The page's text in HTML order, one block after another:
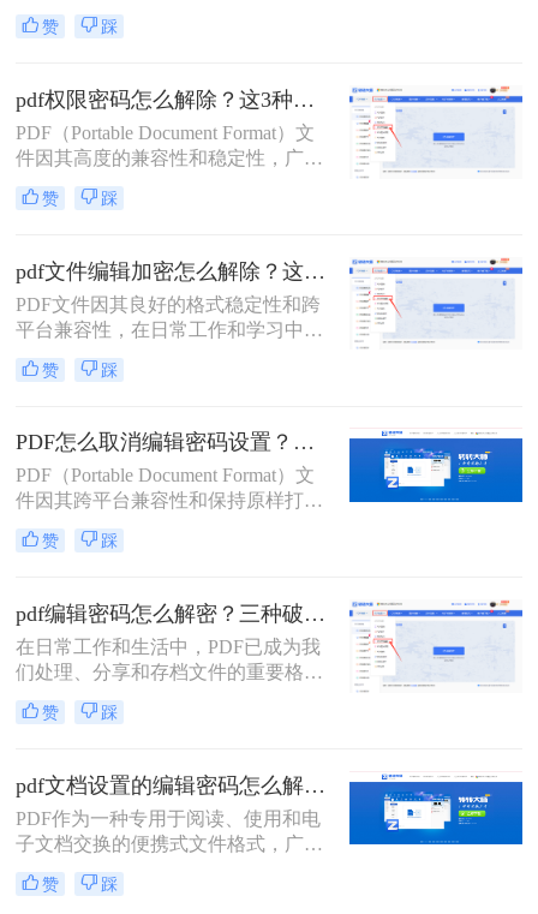
非法复制和传播，许多PDF文件都会
设置加密。然而，当我们需要编辑或
成为了首要任务。本文将为您详细介
绍pdf加密文件如何解除加密，让您轻
松应对各种场景。
赞 踩
pdf权限密码怎么解除？这3种破解方法来看看！
PDF（Portable Document Format）文
件因其高度的兼容性和稳定性，广泛
应用于文档传输和保存。然而，为了
保护文件内容不被随意编辑或复制，
您需要编辑或复制PDF文件中的内容
时，就需要先解除这些权限密码。那
么pdf权限密码怎么解除呢？以下将详
细介绍几种解除PDF权限密码的方
法。
赞 踩
pdf文件编辑加密怎么解除？这二种解除加密方法看看！
PDF文件因其良好的格式稳定性和跨
平台兼容性，在日常工作和学习中得
到了广泛应用。然而，有时我们可能
会遇到一些被加密的PDF文件，这些
作。本文将详细介绍pdf文件编辑加密
怎么解除，以便用户能够自由编辑和
使用这些文件。
赞 踩
PDF怎么取消编辑密码设置？这二个pdf解密方法一定要码住！
PDF（Portable Document Format）文
件因其跨平台兼容性和保持原样打印
的特性，在日常生活和工作中得到了
广泛应用。然而，为了保护PDF文件
文件设置编辑密码。但在某些情况
下，我们可能需要取消这些编辑密码
设置，以便对文件进行编辑或共享。
本文将详细介绍PDF怎么取消编辑密
码设置。
赞 踩
pdf编辑密码怎么解密？三种破解方法来看看！
在日常工作和生活中，PDF已成为我
们处理、分享和存档文件的重要格
式。然而，当遇到加密的PDF文件，
特别是那些限制了编辑的文件时，我
密码怎么解密呢？本文将详细介绍三
种有效的PDF编辑密码解密方法，帮
助您轻松应对这一问题。
赞 踩
pdf文档设置的编辑密码怎么解除？这二个解密方法非常简单！
PDF作为一种专用于阅读、使用和电
子文档交换的便携式文件格式，广泛
应用于各种场景。然而，有时我们会
遇到一些PDF文档设置了编辑密码，
赞 踩